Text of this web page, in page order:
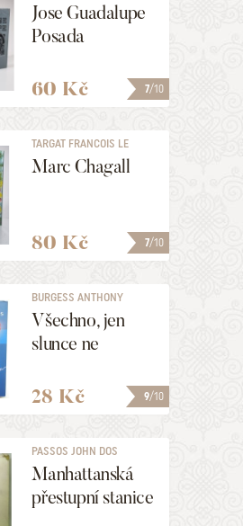
7/10
Jose Guadalupe
Posada
60 Kč
7/10
TARGAT FRANCOIS LE
Marc Chagall
80 Kč
9/10
BURGESS ANTHONY
Všechno, jen
slunce ne
28 Kč
PASSOS JOHN DOS
Manhattanská
přestupní stanice